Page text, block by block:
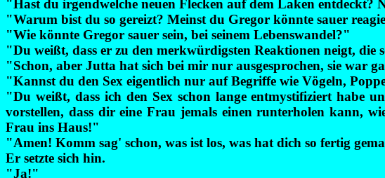
"Hast du irgendwelche neuen Flecken auf dem Laken entdeckt?
"Warum bist du so gereizt? Meinst du Gregor könnte sauer
"Wie könnte Gregor sauer sein, bei seinem Lebenswandel?"
"Du weißt, dass er zu den merkwürdigsten Reaktionen neigt, die
"Schon, aber Jutta hat sich bei mir nur ausgesprochen, sie war
"Kannst du den Sex eigentlich nur auf Begriffe wie Vögeln,
"Du weißt, dass ich den Sex schon lange entmystifiziert habe
vorstellen, dass dir eine Frau jemals einen runterholen kann,
Frau ins Haus!"
"Amen! Komm sag' schon, was ist los, was hat dich so fertig
Er setzte sich hin.
"Ja!"